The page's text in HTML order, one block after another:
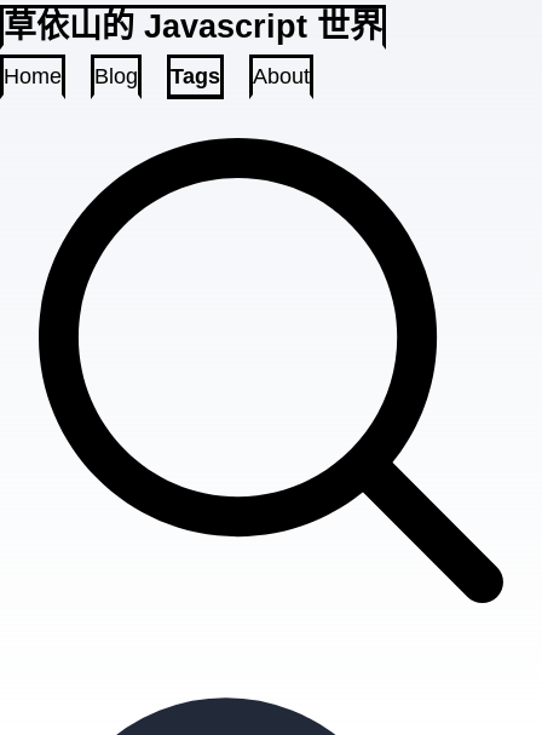
草依山的 Javascript 世界
Home Blog Tags About